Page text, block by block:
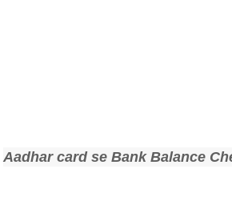
Aadhar card se Bank Balance